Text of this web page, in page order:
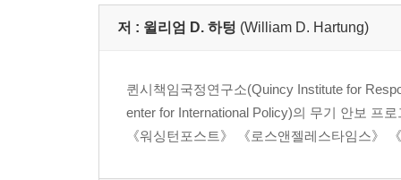
저 : 윌리엄 D. 하텅 (William D. Hartung)
퀸시책임국정연구소(Quincy Institute for
enter for International Policy)의 무기 안보 프
《워싱턴포스트》 《로스앤젤레스타임스》